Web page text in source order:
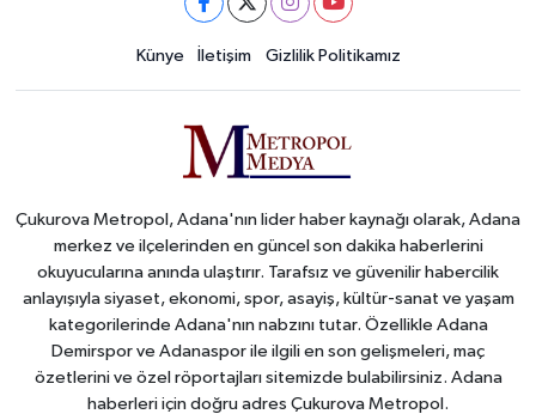
Künye İletişim Gizlilik Politikamız
Çukurova Metropol, Adana'nın lider haber kaynağı olarak, Adana
merkez ve ilçelerinden en güncel son dakika haberlerini
okuyucularına anında ulaştırır. Tarafsız ve güvenilir habercilik
anlayışıyla siyaset, ekonomi, spor, asayiş, kültür-sanat ve yaşam
kategorilerinde Adana'nın nabzını tutar. Özellikle Adana
Demirspor ve Adanaspor ile ilgili en son gelişmeleri, maç
özetlerini ve özel röportajları sitemizde bulabilirsiniz. Adana
haberleri için doğru adres Çukurova Metropol.